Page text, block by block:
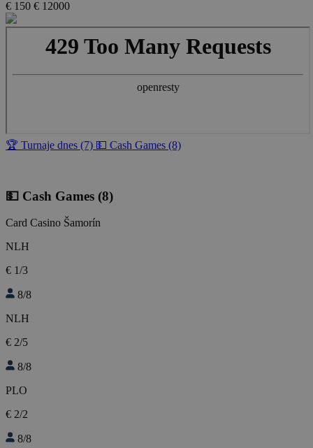
€ 150 € 12000
🏆 Turnaje dnes (7) 💵 Cash Games (8)
💵 Cash Games (8)
Card Casino Šamorín
NLH
€ 1/3
8/8
NLH
€ 2/5
8/8
PLO
€ 2/2
8/8